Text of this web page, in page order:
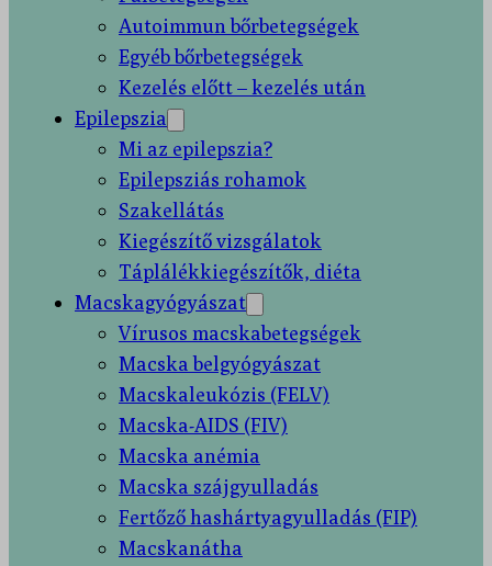
Autoimmun bőrbetegségek
Egyéb bőrbetegségek
Kezelés előtt – kezelés után
Epilepszia
Mi az epilepszia?
Epilepsziás rohamok
Szakellátás
Kiegészítő vizsgálatok
Táplálékkiegészítők, diéta
Macskagyógyászat
Vírusos macskabetegségek
Macska belgyógyászat
Macskaleukózis (FELV)
Macska-AIDS (FIV)
Macska anémia
Macska szájgyulladás
Fertőző hashártyagyulladás (FIP)
Macskanátha